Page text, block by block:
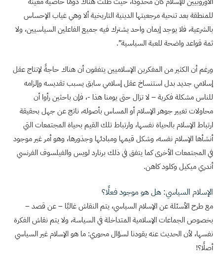
للمنطقة بعد تنحية مرجعيتها الدينية التاريخية ألا وهي غياب الإحساس
بالشرعية، فلا يوجد إيمان واحد يشترك فيه جميع الفاعلين السياسيين، ولا
ثمة قواعد واضحة للعبة السياسية”.
ورغم أن الكثير من المفكرين الإسلاميين يتفقون أن هناك حاجةً لإنتاج عقل
إسلامي جديد بدل استنساخ عقل إسلامي سابق يسبب تقديسه وإلزامه
للناس مشكلة فكرية – لا تزال حتى يومنا هذا -، فإن باحثين رأوا أن
محاولات تغيير جوهر الإسلام أو المساس بأصوله، ناتج عن جهل بحقيقة
ارتباط الإسلام بالحياة نفسها، وارتباط تلك القيم بحياة المجتمعات التي
أنشأها الإسلام نفسه، وشكل قيمها ومبادئها وجذورها، وهو أمر غير موجود
في المجتمعات الأخرى كما يتفق في ذلك برنارد لويس والفيلسوف الفرنسي
أندري ميكيل وكلود كاهن.
الإسلام السياسي: هل هو موجود فعلًا؟
مع طرح الأسئلة عن الإسلام السياسي، يتم النقاش غالبًا – عن قصد –
بخصوص الجماعات الإسلامية المتداخلة في السياسة، ولا يتم نقاش الفكرة
نفسها، لأن الحديث عنه يقودنا لسؤال محوري: ما هو الإسلام غير السياسي
أصلًا؟!